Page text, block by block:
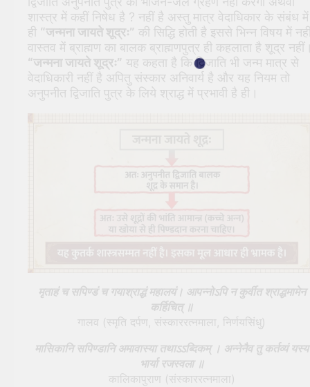
शास्त्र में कहीं निषेध है ? नहीं है अस्तु मात्र वेदाधिकार के संबंध में
ही “जन्मना जायते शूद्रः” की सिद्धि होती है इससे भिन्न विषय में
वास्तव में ब्राह्मण का बालक ब्राह्मणपुत्र ही कहलाता है शूद्र
“जन्मना जायते शूद्रः” यह कहता है कि द्विजाति भी जन्म मात्र से
वेदाधिकारी नहीं है अपितु संस्कार अनिवार्य है और यह नियम तो
अनुपनीत द्विजाति पुत्र के लिये श्राद्ध में प्रभावी है ही।
मृताहं च सपिण्डं च गयाश्राद्धं महालयं। आपन्नोऽपि न कुर्वीत श्राद्धमामेन
कर्हिचित् ॥
गालव (स्मृति दर्पण, संस्काररत्नमाला, निर्णयसिंधु)
मासिकानि सपिण्डानि अमावास्या तथाऽऽब्दिकम् । अन्नेनैव तु कर्तव्यं यस्य
भार्या रजस्वला ॥
कालिकापुराण (संस्काररत्नमाला)